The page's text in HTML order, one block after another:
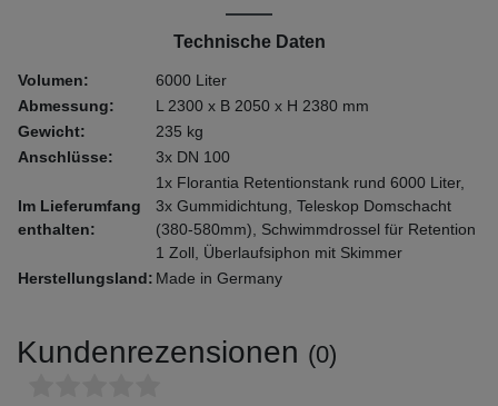
Technische Daten
Volumen:
6000 Liter
Abmessung:
L 2300 x B 2050 x H 2380 mm
Gewicht:
235 kg
Anschlüsse:
3x DN 100
Im Lieferumfang
enthalten:
1x Florantia Retentionstank rund 6000 Liter,
3x Gummidichtung, Teleskop Domschacht
(380-580mm), Schwimmdrossel für Retention
1 Zoll, Überlaufsiphon mit Skimmer
Herstellungsland: Made in Germany
Kundenrezensionen (0)